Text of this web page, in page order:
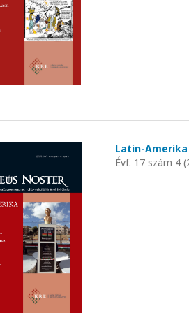
Latin-Amerika
Évf. 17 szám 4